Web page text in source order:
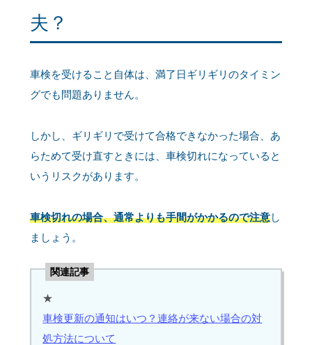
夫？
車検を受けること自体は、満了日ギリギリのタイミン
グでも問題ありません。
しかし、ギリギリで受けて合格できなかった場合、あ
らためて受け直すときには、車検切れになっていると
いうリスクがあります。
車検切れの場合、通常よりも手間がかかるので注意し
ましょう。
関連記事
★
車検更新の通知はいつ？連絡が来ない場合の対
処方法について